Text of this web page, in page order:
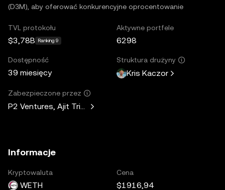
(D3M), aby oferować konkurencyjne oprocentowanie
TVL protokołu
$3,78B Ranking 9
Aktywne portfele
6298
Dostępność
39 miesięcy
Struktura drużyny
Kris Kaczor
Zabezpieczone przez
P2 Ventures, Ajit Tripathi, Unicorn Ventures, Curiosity
Informacje
Kryptowaluta
WETH
Cena
$1916,94